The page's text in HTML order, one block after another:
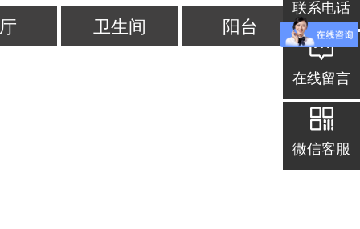
卫生间 阳台
联系电话
在线留言
微信客服